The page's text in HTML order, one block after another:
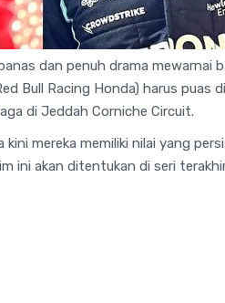
dan penuh drama mewarnai
Bull Racing Honda) harus puas
di Jeddah Corniche Circuit.
kini mereka memiliki nilai yang
ini akan ditentukan di seri